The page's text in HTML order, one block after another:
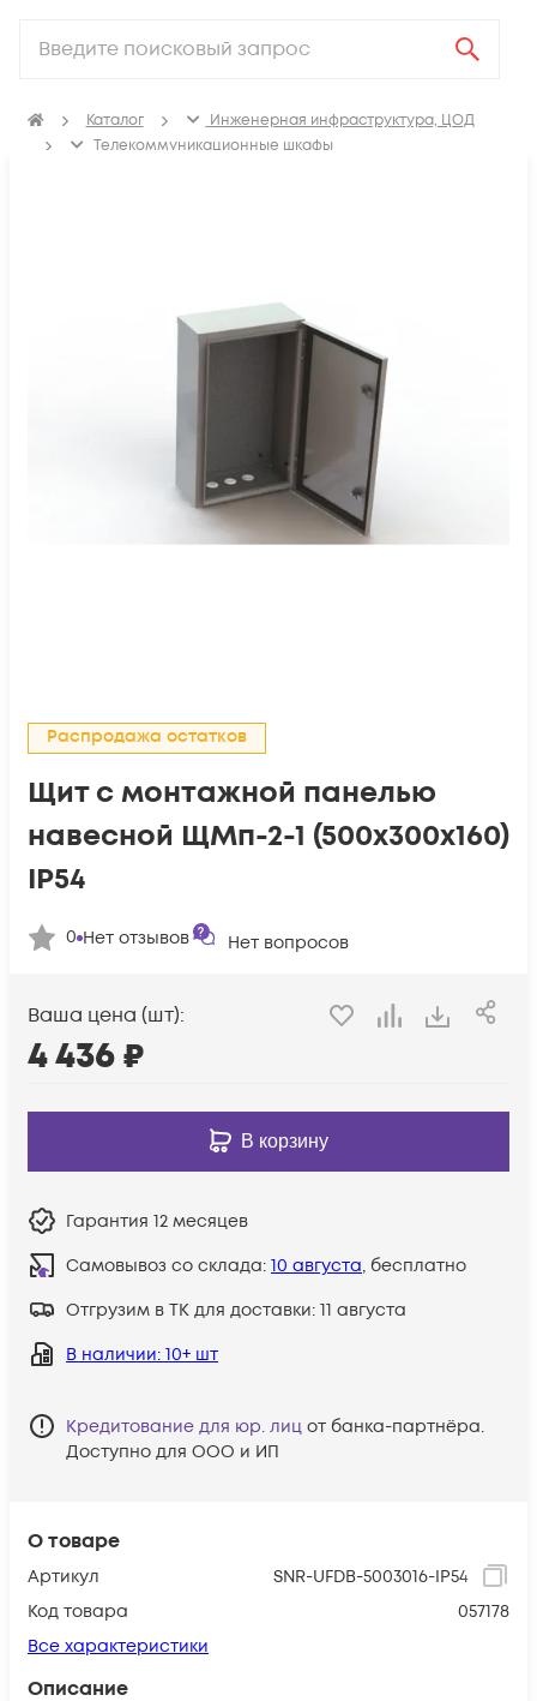
Каталог
Инженерная инфраструктура, ЦОД
Телекоммуникационные шкафы
О товаре
Артикул
SNR-UFDB-5003016-IP54
Код товара
057178
Все характеристики
Описание
Распродажа остатков
Щит с монтажной панелью
навесной ЩМп-2-1 (500х300х160)
IP54
0 Нет отзывов Нет вопросов
Ваша цена (шт):
4 436₽
В корзину
Гарантия 12 месяцев
Самовывоз со склада: 10 августа, бесплатно
Отгрузим в ТК для доставки: 11 августа
В наличии: 10+ шт
Кредитование для юр. лиц от банка-партнёра.
Доступно для ООО и ИП